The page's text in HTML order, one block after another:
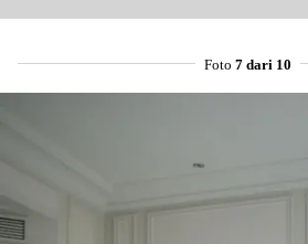
Foto 7 dari 10